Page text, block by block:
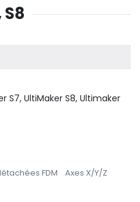
S7, UltiMaker S8, Ultimaker
FDM Axes X/Y/Z